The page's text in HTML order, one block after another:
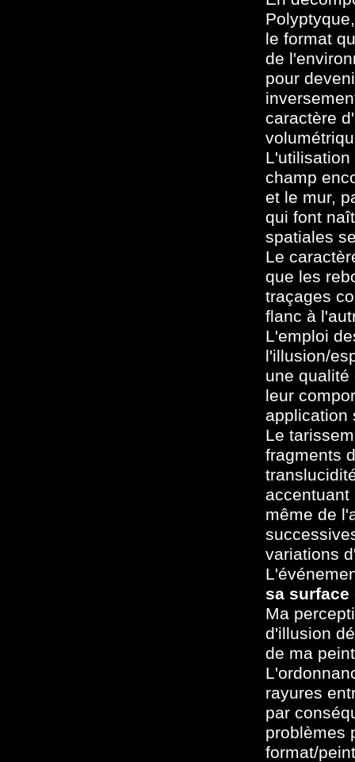
le format
de
pour
caractère
champ
et le mur,
qui font
spatiales
Le
que les
traçages
flanc à
L'emploi
l'illusion/
une qualité
leur
application
Le
fragments
même de
variations
sa surface
Ma
d'illusion
de ma
rayures
par
problèmes
format/